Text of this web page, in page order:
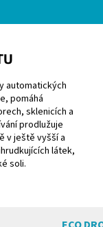
automatických
pomáhá
sklenicích a
prodlužuje
v ještě vyšší a
látek,
soli.